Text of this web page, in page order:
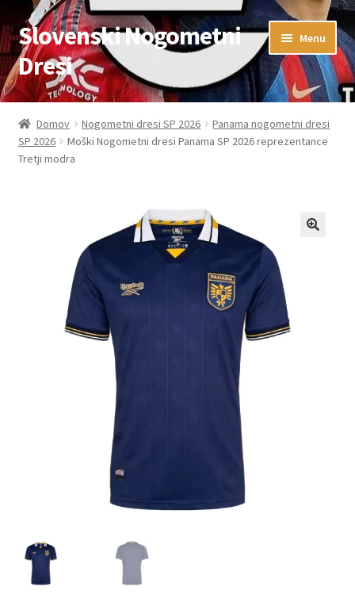
Skip
to
navigation
Skip
to
content
Slovenski Nogometni
Dresi
Menu
Domov
Blog
Moj račun
Domov Nogometni dresi SP 2026
Panama nogometni dresi
SP 2026
Moški Nogometni dresi Panama SP 2026 reprezentance
Tretji modra